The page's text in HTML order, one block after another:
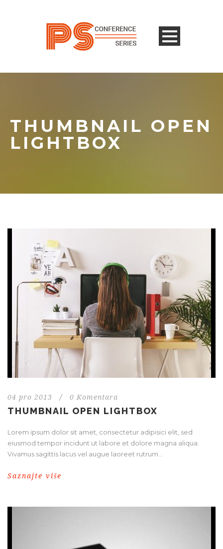
THUMBNAIL OPEN
LIGHTBOX
04 pro 2013 / 0 Komentara
THUMBNAIL OPEN LIGHTBOX
Lorem ipsum dolor sit amet, consectetur adipisici elit, sed
eiusmod tempor incidunt ut labore et dolore magna aliqua.
Vivamus sagittis lacus vel augue laoreet rutrum...
Saznajte više